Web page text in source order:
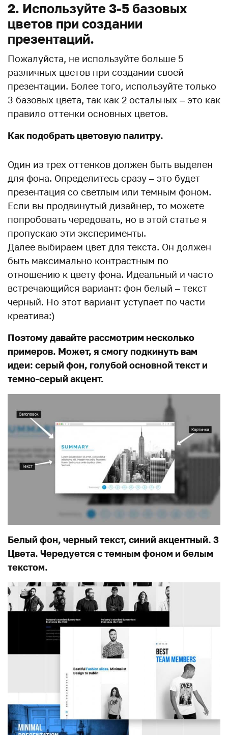
2. Используйте 3-5 базовых
цветов при создании
презентаций.
Пожалуйста, не используйте больше 5
различных цветов при создании своей
презентации. Более того, используйте только
3 базовых цвета, так как 2 остальных – это как
правило оттенки основных цветов.
Как подобрать цветовую палитру.
Один из трех оттенков должен быть выделен
для фона. Определитесь сразу – это будет
презентация со светлым или темным фоном.
Если вы продвинутый дизайнер, то можете
попробовать чередовать, но в этой статье я
пропускаю эти эксперименты.
Далее выбираем цвет для текста. Он должен
быть максимально контрастным по
отношению к цвету фона. Идеальный и часто
встречающийся вариант: фон белый – текст
черный. Но этот вариант уступает по части
креатива:)
Поэтому давайте рассмотрим несколько
примеров. Может, я смогу подкинуть вам
идеи: серый фон, голубой основной текст и
темно-серый акцент.
Белый фон, черный текст, синий акцентный. 3
Цвета. Чередуется с темным фоном и белым
текстом.